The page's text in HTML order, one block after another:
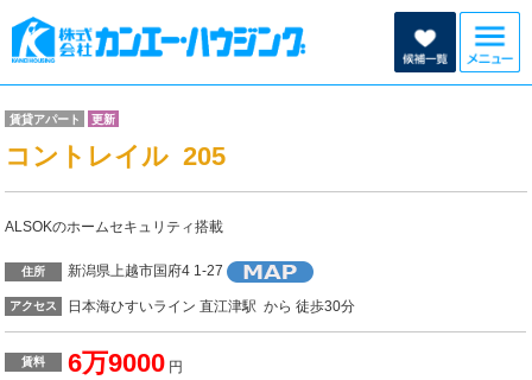
賃貸アパート 更新
コントレイル 205
ALSOKのホームセキュリティ搭載
住所 新潟県上越市国府4 1-27
アクセス 日本海ひすいライン 直江津駅 から 徒歩30分
賃料 6万9000 円